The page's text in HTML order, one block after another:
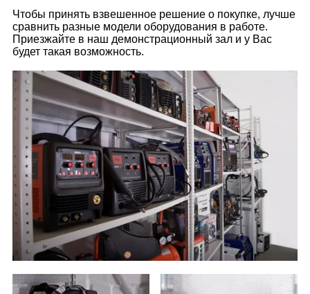
Чтобы принять взвешенное решение о покупке, лучше
сравнить разные модели оборудования в работе.
Приезжайте в наш демонстрационный зал и у Вас
будет такая возможность.